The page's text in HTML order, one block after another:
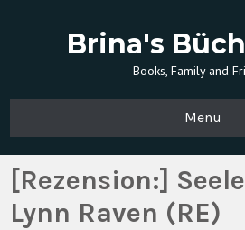
Brina's
Books, Family and
Menu
[Rezension:]
Lynn Raven (RE)